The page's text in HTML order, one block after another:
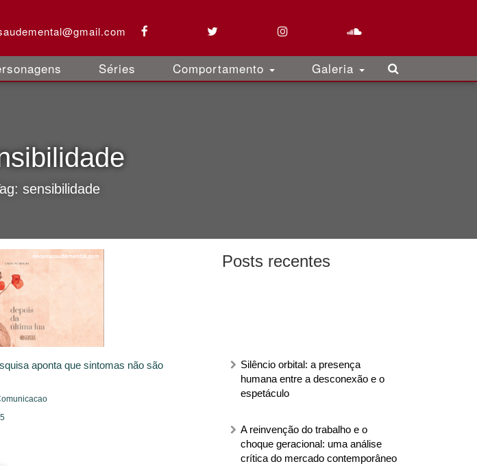
Séries Comportamento Galeria
sensibilidade
Posts recentes
Silêncio orbital: a presença
humana entre a desconexão e o
espetáculo
A reinvenção do trabalho e o
choque geracional: uma análise
crítica do mercado contemporâneo
aponta que sintomas não são